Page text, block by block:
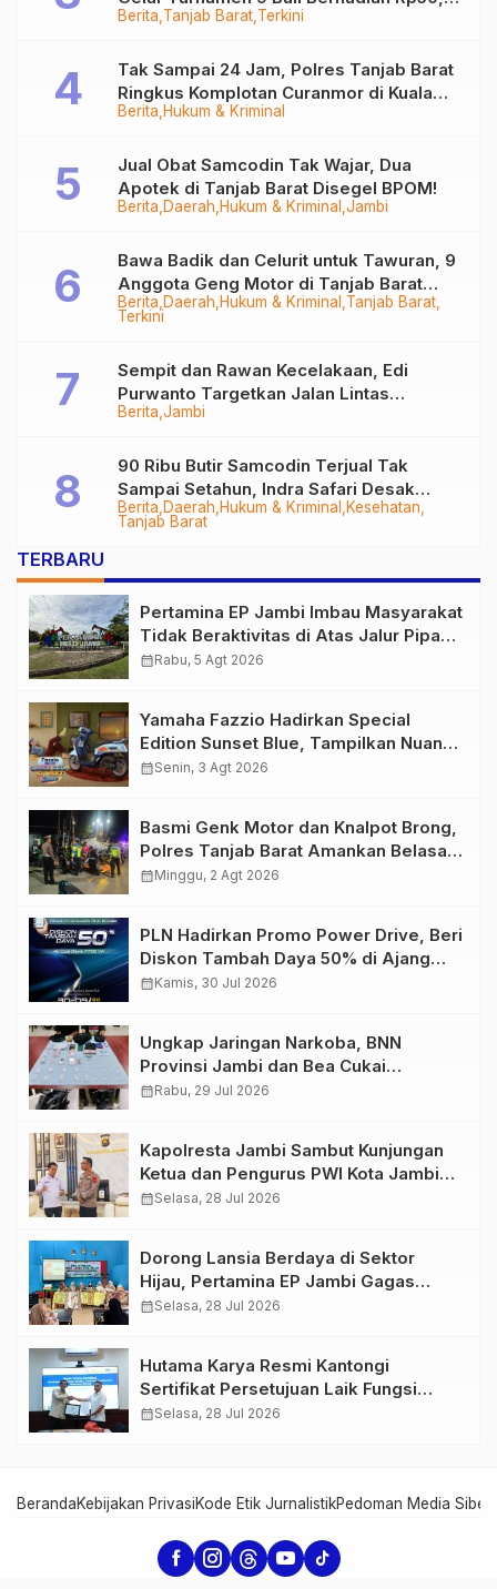
Berita Tanjab Barat Terkini
Juta
Berita Hukum & Kriminal
Tak Sampai 24 Jam, Polres Tanjab Barat
Ringkus Komplotan Curanmor di Kuala
Tungkal
Berita Daerah Hukum & Kriminal Jambi
Jual Obat Samcodin Tak Wajar, Dua
Apotek di Tanjab Barat Disegel BPOM!
Berita Daerah Hukum & Kriminal Tanjab Barat
Terkini
Bawa Badik dan Celurit untuk Tawuran, 9
Anggota Geng Motor di Tanjab Barat
Diringkus
Berita Jambi
Sempit dan Rawan Kecelakaan, Edi
Purwanto Targetkan Jalan Lintas
Tungkal-Jambi Mulus di 2028
Berita Daerah Hukum & Kriminal
Kesehatan
Tanjab Barat
90 Ribu Butir Samcodin Terjual Tak
Sampai Setahun, Indra Safari Desak
Audit Menyeluruh
TERBARU
Pertamina EP Jambi Imbau Masyarakat
Tidak Beraktivitas di Atas Jalur Pipa
Migas Demi Keselamatan Bersama
calendar_monthRabu, 5 Agt 2026
Yamaha Fazzio Hadirkan Special
Edition Sunset Blue, Tampilkan Nuansa
Retro Summer yang Semakin Skena
calendar_monthSenin, 3 Agt 2026
Basmi Genk Motor dan Knalpot Brong,
Polres Tanjab Barat Amankan Belasan
Kendaraan
calendar_monthMinggu, 2 Agt 2026
PLN Hadirkan Promo Power Drive, Beri
Diskon Tambah Daya 50% di Ajang
GIIAS 2026
calendar_monthKamis, 30 Jul 2026
Ungkap Jaringan Narkoba, BNN
Provinsi Jambi dan Bea Cukai
Amankan Sembilan Pelaku beserta
calendar_monthRabu, 29 Jul 2026
Kapolresta Jambi Sambut Kunjungan
Ketua dan Pengurus PWI Kota Jambi
Perkuat Sinergi dan Kolaborasi
calendar_monthSelasa, 28 Jul 2026
Dorong Lansia Berdaya di Sektor
Hijau, Pertamina EP Jambi Gagas
Lansiapreneur Batik Eco-Print
calendar_monthSelasa, 28 Jul 2026
Hutama Karya Resmi Kantongi
Sertifikat Persetujuan Laik Fungsi
Struktur Jembatan Musi V Tol
calendar_monthSelasa, 28 Jul 2026
BerandaKebijakan PrivasiKode Etik JurnalistikPedoman Media Siber